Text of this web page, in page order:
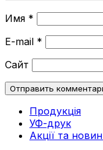
Имя *
E-mail *
Сайт
Продукція
УФ-друк
Акції та